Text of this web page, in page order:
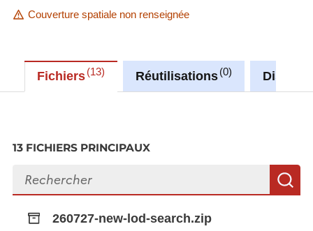
Couverture spatiale non renseignée
Fichiers 13 Réutilisations 0
13 FICHIERS PRINCIPAUX
Rechercher des fichiers
260727-new-lod-search.zip